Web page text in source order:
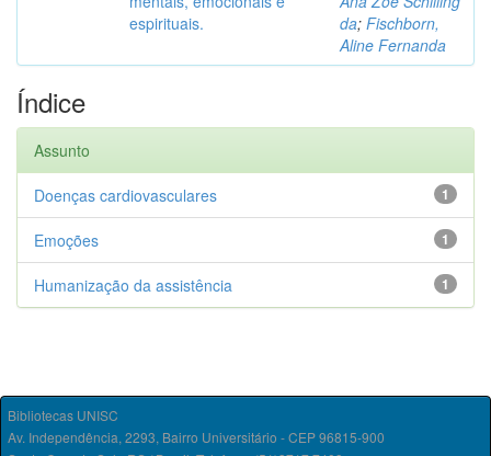
espirituais.
da; Fischborn,
Aline Fernanda
Índice
Assunto
1
Doenças cardiovasculares
1
Emoções
1
Humanização da assistência
Bibliotecas UNISC
Av. Independência, 2293, Bairro Universitário - CEP 96815-900